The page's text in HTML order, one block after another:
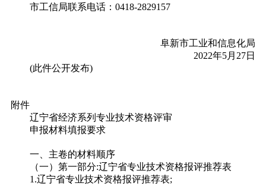
市工信局联系电话：0418-2829157
阜新市工业和信息化局
2022年5月27日
(此件公开发布)
附件
辽宁省经济系列专业技术资格评审
申报材料填报要求
一、 主卷的材料顺序
（一）第一部分:辽宁省专业技术资格报评推荐表
1.辽宁省专业技术资格报评推荐表;